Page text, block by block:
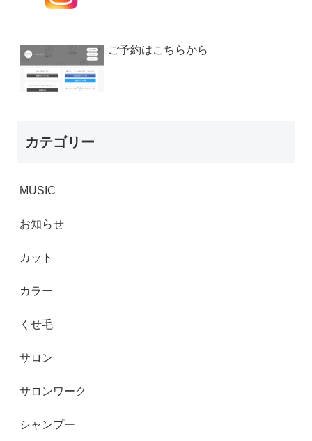
ご予約はこちらから
カテゴリー
MUSIC
お知らせ
カット
カラー
くせ毛
サロン
サロンワーク
シャンプー